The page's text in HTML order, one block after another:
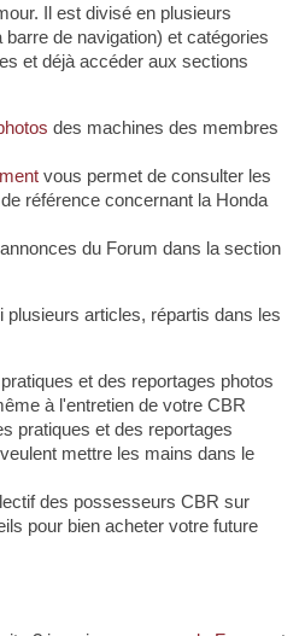
Il est divisé en plusieurs
de navigation) et catégories
et déjà accéder aux sections
des machines des membres
vous permet de consulter les
référence concernant la Honda
du Forum dans la section
articles, répartis dans les
et des reportages photos
à l'entretien de votre CBR
pratiques et des reportages
mettre les mains dans le
des possesseurs CBR sur
pour bien acheter votre future